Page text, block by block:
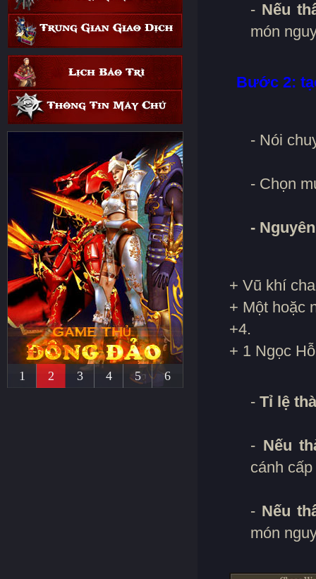
1 2 3 4 5 6
- Nếu
món
Bước 2:
- Nói
- Chọn
-
+ Vũ khí
+ Một hoặc
+4.
+ 1 Ngọc
- Tỉ lệ
- Nếu
cánh
- Nếu
món